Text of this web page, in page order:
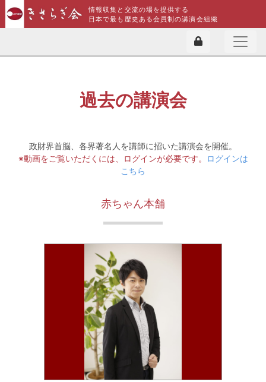
情報収集と交流の場を提供する
日本で最も歴史ある会員制の講演会組織
過去の講演会
政財界首脳、各界著名人を講師に招いた講演会を開催。
※動画をご覧いただくには、ログインが必要です。
ログインは
こちら
赤ちゃん本舗